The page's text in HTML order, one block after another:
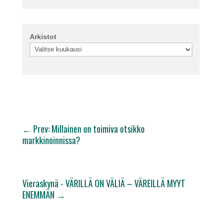
Arkistot
← Prev: Millainen on toimiva otsikko
markkinoinnissa?
Vieraskynä - VÄRILLÄ ON VÄLIÄ – VÄREILLÄ MYYT
ENEMMÄN →